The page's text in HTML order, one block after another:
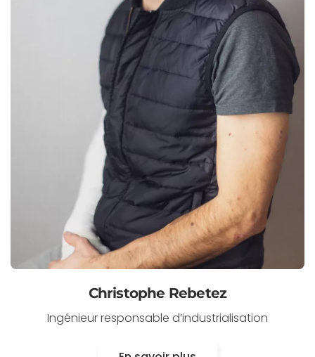
Christophe Rebetez
Ingénieur responsable d’industrialisation